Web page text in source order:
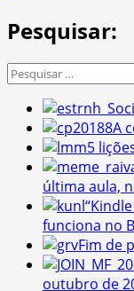
Pesquisar:
Pesquisar
A
5
última aula,
funciona no
Fim de
outubro de